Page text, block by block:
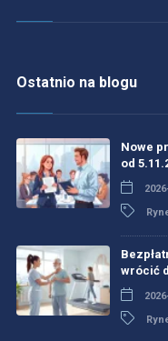
Ostatnio na blogu
Nowe
od
wrócić